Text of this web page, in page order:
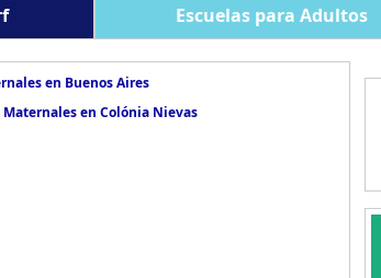
Escuelas para Adultos
en Buenos Aires
Maternales en Colónia Nievas